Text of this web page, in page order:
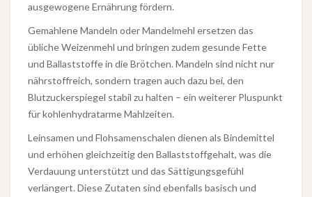
ausgewogene Ernährung fördern.
Gemahlene Mandeln oder Mandelmehl ersetzen das
übliche Weizenmehl und bringen zudem gesunde Fette
und Ballaststoffe in die Brötchen. Mandeln sind nicht nur
nährstoffreich, sondern tragen auch dazu bei, den
Blutzuckerspiegel stabil zu halten – ein weiterer Pluspunkt
für kohlenhydratarme Mahlzeiten.
Leinsamen und Flohsamenschalen dienen als Bindemittel
und erhöhen gleichzeitig den Ballaststoffgehalt, was die
Verdauung unterstützt und das Sättigungsgefühl
verlängert. Diese Zutaten sind ebenfalls basisch und